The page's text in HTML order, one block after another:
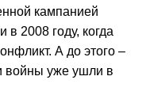
кампанией
2008 году, когда
А до этого –
войны уже ушли в